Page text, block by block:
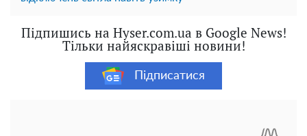
Підпишись на Hyser.com.ua в Google News!
Тільки найяскравіші новини!
Підписатися